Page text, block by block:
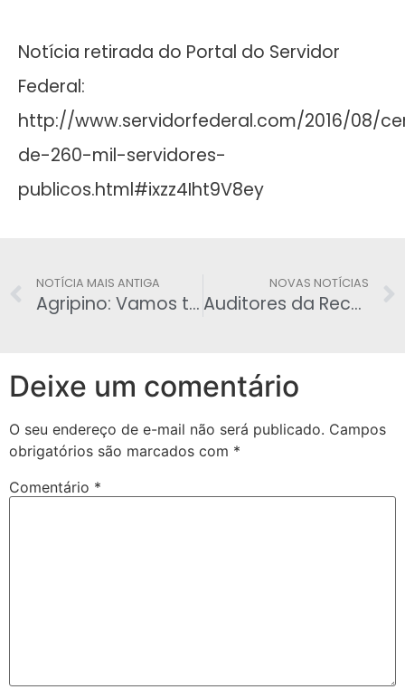
Notícia retirada do Portal do Servidor
Federal:
http://www.servidorfederal.com/2016/08/
de-260-mil-servidores-
publicos.html#ixzz4Iht9V8ey
NOTÍCIA MAIS ANTIGA
Agripino: Vamos tratar Dilma com respeito, mas não aceitaremos provocações
NOVAS NOTÍCIAS
Auditores da Receita vão retomar pressão por aumento de salários
Deixe um comentário
O seu endereço de e-mail não será publicado. Campos
obrigatórios são marcados com *
Comentário *